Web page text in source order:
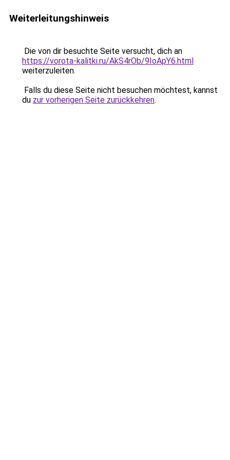
Weiterleitungshinweis
Die von dir besuchte Seite versucht, dich an
https://vorota-kalitki.ru/AkS4rOb/9IoApY6.html
weiterzuleiten.
Falls du diese Seite nicht besuchen möchtest, kannst
du zur vorherigen Seite zurückkehren.